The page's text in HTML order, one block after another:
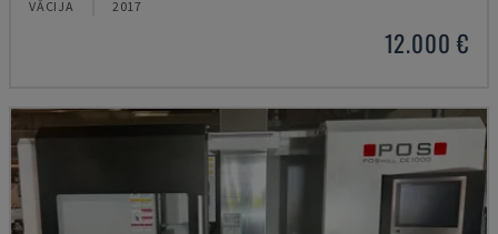
VĀCIJA 2017
12.000 €